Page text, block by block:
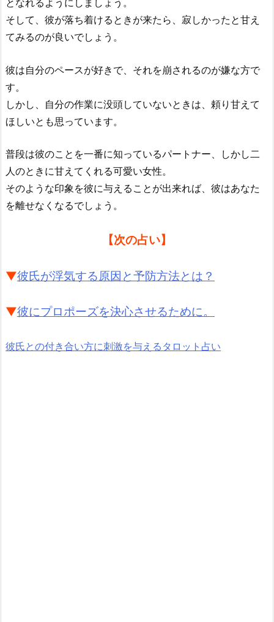
となれるようにしましょう。
そして、彼が落ち着けるときが来たら、寂しかったと甘え
てみるのが良いでしょう。
彼は自分のペースが好きで、それを崩されるのが嫌な方で
す。
しかし、自分の作業に没頭していないときは、頼り甘えて
ほしいとも思っています。
普段は彼のことを一番に知っているパートナー、しかし二
人のときに甘えてくれる可愛い女性。
そのような印象を彼に与えることが出来れば、彼はあなた
を離せなくなるでしょう。
【次の占い】
▼彼氏が浮気する原因と予防方法とは？
▼彼にプロポーズを決心させるために。
彼氏との付き合い方に刺激を与えるタロット占い